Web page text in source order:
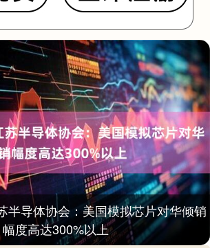
半导体协会：美国模拟芯片对华倾销
幅度高达300%以上